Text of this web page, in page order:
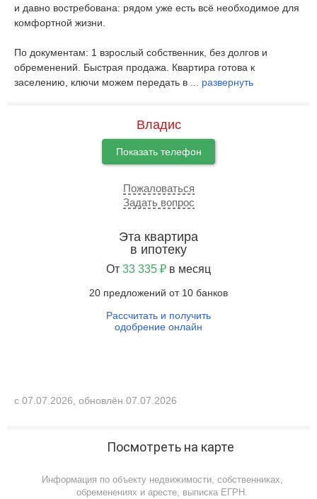
и давно востребована: рядом уже есть всё необходимое для
комфортной жизни.
По документам: 1 взрослый собственник, без долгов и
обременений. Быстрая продажа. Квартира готова к
заселению, ключи можем передать в ... развернуть
Владис
Показать телефон
Пожаловаться
Задать вопрос
Эта квартира
в ипотеку
От 33 335 ₽ в месяц
20 предложений от 10 банков
Рассчитать и получить
одобрение онлайн
с 07.07.2026, обновлён 07.07.2026
Посмотреть на карте
Информация по объекту недвижимости, собственниках,
обременениях и аресте, выписка ЕГРН.